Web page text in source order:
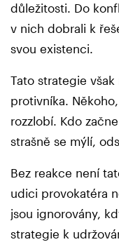
důležitosti. Do
v nich dobrali k
svou existenci.
Tato strategie
protivníka.
rozzlobí. Kdo
strašně se mýlí,
Bez reakce není
udici provokatéra
jsou ignorovány,
strategie k